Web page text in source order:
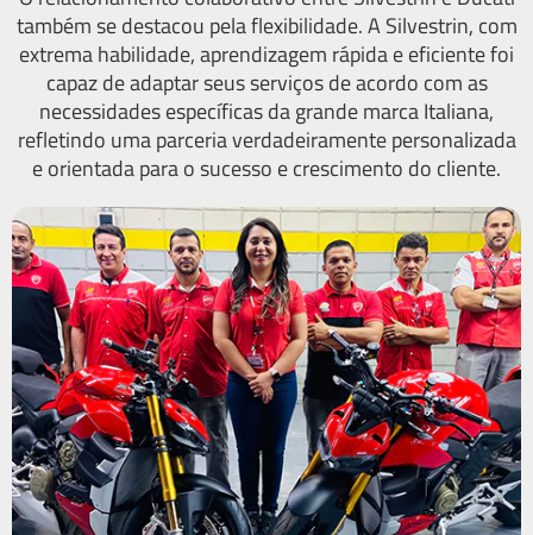
também se destacou pela flexibilidade. A Silvestrin, com
extrema habilidade, aprendizagem rápida e eficiente foi
capaz de adaptar seus serviços de acordo com as
necessidades específicas da grande marca Italiana,
refletindo uma parceria verdadeiramente personalizada
e orientada para o sucesso e crescimento do cliente.